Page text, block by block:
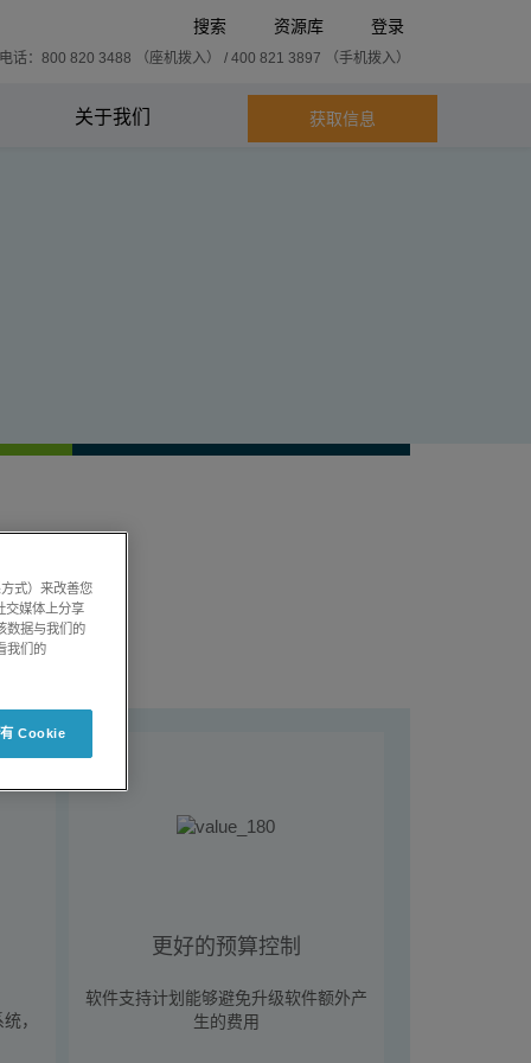
搜索 资源库 登录
话：800 820 3488 （座机拨入） / 400 821 3897 （手机拨入）
关于我们 获取信息
，
更好的预算控制
软件支持计划能够避免升级软件额外产
生的费用
式）来改善您
交媒体上分享
数据与我们的
我们的
Cookie